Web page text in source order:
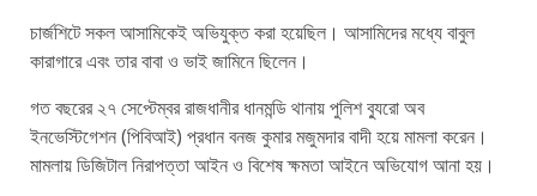
চার্জশিটে সকল আসামিকেই অভিযুক্ত করা হয়েছিল। আসামিদের মধ্যে বাবুল
কারাগারে এবং তার বাবা ও ভাই জামিনে ছিলেন।
গত বছরের ২৭ সেপ্টেম্বর রাজধানীর ধানমন্ডি থানায় পুলিশ ব্যুরো অব
ইনভেস্টিগেশন (পিবিআই) প্রধান বনজ কুমার মজুমদার বাদী হয়ে মামলা করেন।
মামলায় ডিজিটাল নিরাপত্তা আইন ও বিশেষ ক্ষমতা আইনে অভিযোগ আনা হয়।